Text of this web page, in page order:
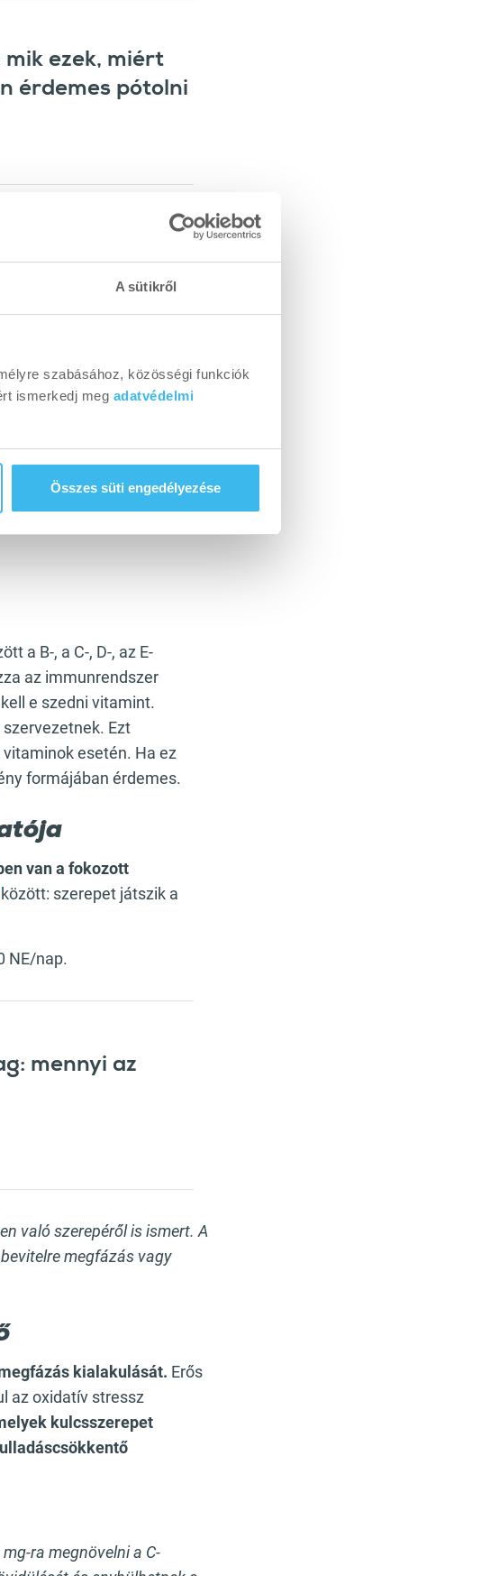
A sütikről
szabásához, közösségi funkciók
ismerkedj meg adatvédelmi
Összes süti engedélyezése
ezek, miért
érdemes pótolni
anyaghoz jut a szervezet
a nem megfelelő
beépítése segíthet a
a B-, a C-, D-, az E-
az immunrendszer
e szedni vitamint.
Ezt
esetén. Ha ez
formájában érdemes.
van a fokozott
között: szerepet játszik a
NE/nap.
mennyi az
való szerepéről is ismert. A
megfázás vagy
kialakulását. Erős
az oxidatív stressz
kulcsszerepet
ra megnövelni a C-